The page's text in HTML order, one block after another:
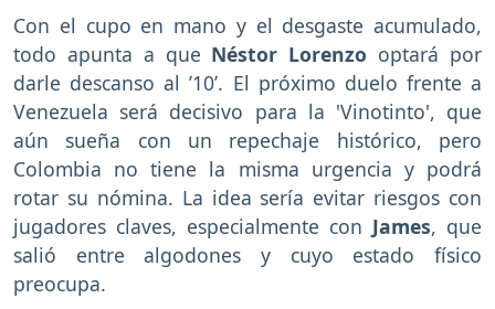
Con el cupo en mano y el desgaste acumulado,
todo apunta a que Néstor Lorenzo optará por
darle descanso al ’10’. El próximo duelo frente a
Venezuela será decisivo para la 'Vinotinto', que
aún sueña con un repechaje histórico, pero
Colombia no tiene la misma urgencia y podrá
rotar su nómina. La idea sería evitar riesgos con
jugadores claves, especialmente con James, que
salió entre algodones y cuyo estado físico
preocupa.